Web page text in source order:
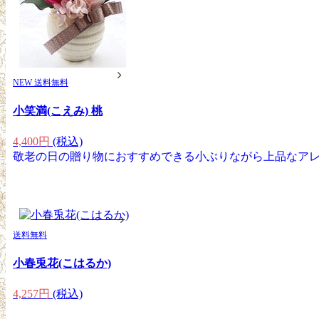
NEW 送料無料
小笑満(こえみ) 桃
4,400円 (税込)
敬老の日の贈り物におすすめできる小ぶりながら上品なア
送料無料
小春兎花(こはるか)
4,257円 (税込)